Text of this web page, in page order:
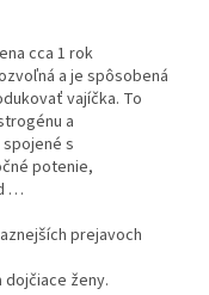
cca 1 rok
a je spôsobená
vajíčka. To
a
s
potenie,
…
prejavoch
ženy.